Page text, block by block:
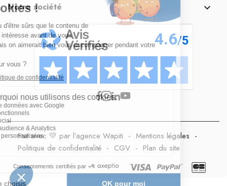
Notre société 
Fait avec 💛 par l’agence Wapiti - Mentions légales -
Politique de confidentialité - CGV - Plan du site